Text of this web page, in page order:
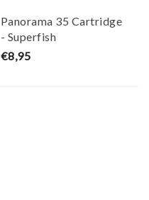
Panorama 35 Cartridge
- Superfish
€8,95